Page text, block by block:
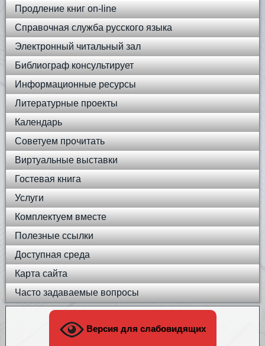
Продление книг on-line
Справочная служба русского языка
Электронный читальный зал
Библиограф консультирует
Информационные ресурсы
Литературные проекты
Календарь
Советуем прочитать
Виртуальные выставки
Гостевая книга
Услуги
Комплектуем вместе
Полезные ссылки
Доступная среда
Карта сайта
Часто задаваемые вопросы
Версия для слабовидящих